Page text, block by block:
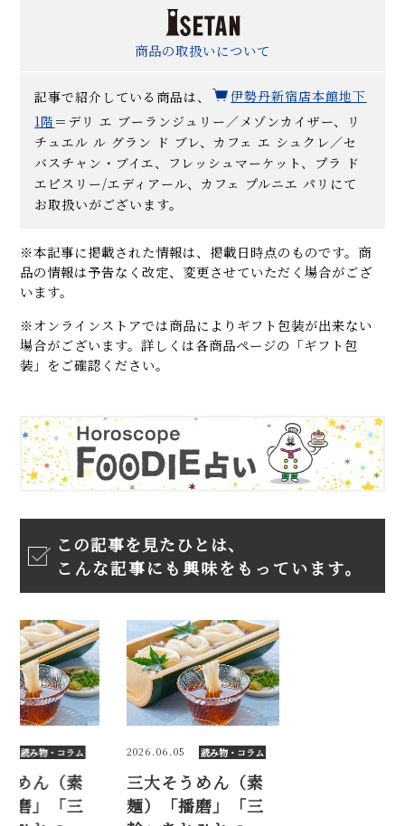
商品の取扱いについて
記事で紹介している商品は、
伊勢丹新宿店本館地下
1階 ＝デリ エ ブーランジュリー／メゾンカイザー、リ
チュエル ル グラン ド ブレ、カフェ エ シュクレ／セ
バスチャン・ブイエ、フレッシュマーケット、プラ ド
エピスリー/エディアール、カフェ プルニエ パリにて
お取扱いがございます。
※本記事に掲載された情報は、掲載日時点のものです。商
品の情報は予告なく改定、変更させていただく場合がござ
います。
※オンラインストアでは商品によりギフト包装が出来ない
場合がございます。詳しくは各商品ページの「ギフト包
装」をご確認ください。
この記事を見たひとは、
こんな記事にも興味をもっています。
読み物・コラム
めん（素
磨」「三
2026.06.05 読み物・コラム
三大そうめん（素
麺）「播磨」「三